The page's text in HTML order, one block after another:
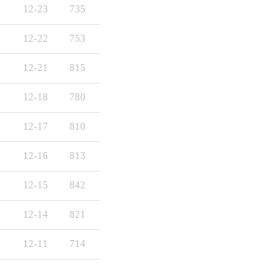
12-23 735
12-22 753
12-21 815
12-18 780
12-17 810
12-16 813
12-15 842
12-14 821
12-11 714